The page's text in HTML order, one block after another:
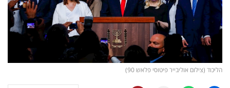
עסקית
קריפטו
ויראלי
הליכוד (צילום אוליבייר פיטוסי פלאש 90)